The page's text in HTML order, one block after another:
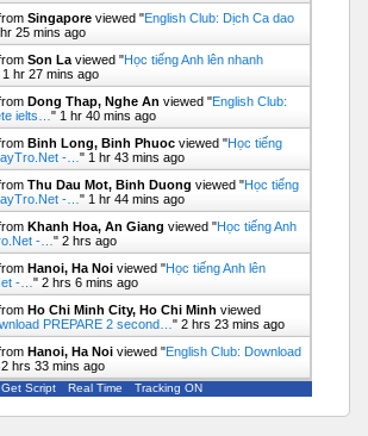
Singapore viewed "English Club: Dịch Ca dao
25 mins ago
Son La viewed "Học tiếng Anh lên nhanh
1 hr 27 mins ago
Dong Thap, Nghe An viewed "English Club:
ielts… " 1 hr 40 mins ago
Binh Long, Binh Phuoc viewed "Học tiếng
-… " 1 hr 43 mins ago
Thu Dau Mot, Binh Duong viewed "Học tiếng
-… " 1 hr 44 mins ago
Khanh Hoa, An Giang viewed "Học tiếng Anh
-… " 2 hrs ago
Hanoi, Ha Noi viewed "Học tiếng Anh lên
-… " 2 hrs 6 mins ago
Ho Chi Minh City, Ho Chi Minh viewed
PREPARE 2 second… " 2 hrs 23 mins ago
Hanoi, Ha Noi viewed "English Club: Download
2 hrs 33 mins ago
Get Script Real Time Tracking ON